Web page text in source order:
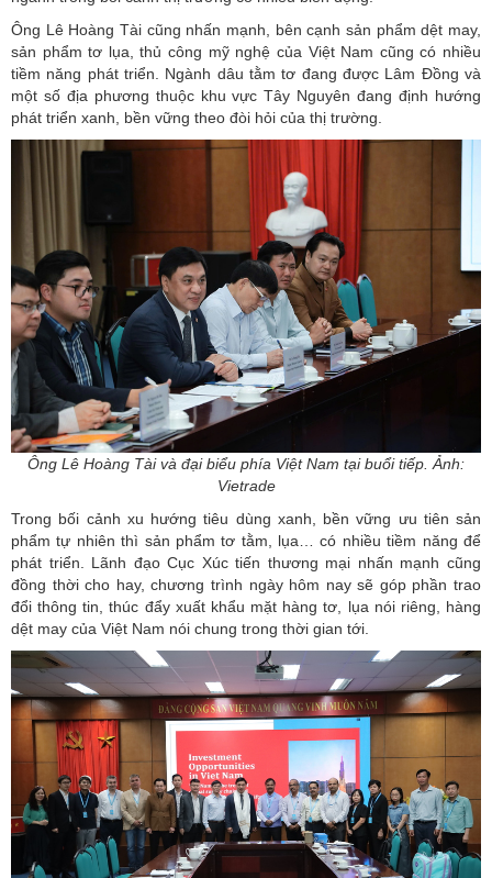
Ông Lê Hoàng Tài cũng nhấn mạnh, bên cạnh sản phẩm dệt may,
sản phẩm tơ lụa , thủ công mỹ nghệ của Việt Nam cũng có nhiều
tiềm năng phát triển. Ngành dâu tằm tơ đang được Lâm Đồng và
một số địa phương thuộc khu vực Tây Nguyên đang định hướng
phát triển xanh, bền vững theo đòi hỏi của thị trường.
Ông Lê Hoàng Tài và đại biểu phía Việt Nam tại buổi tiếp. Ảnh:
Vietrade
Trong bối cảnh xu hướng tiêu dùng xanh, bền vững ưu tiên sản
phẩm tự nhiên thì sản phẩm tơ tằm, lụa… có nhiều tiềm năng để
phát triển. Lãnh đạo Cục Xúc tiến thương mại nhấn mạnh cũng
đồng thời cho hay, chương trình ngày hôm nay sẽ góp phần trao
đổi thông tin, thúc đẩy xuất khẩu mặt hàng tơ, lụa nói riêng, hàng
dệt may của Việt Nam nói chung trong thời gian tới.